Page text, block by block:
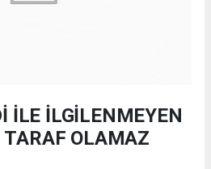
İLE İLGİLENMEYEN
OLAMAZ